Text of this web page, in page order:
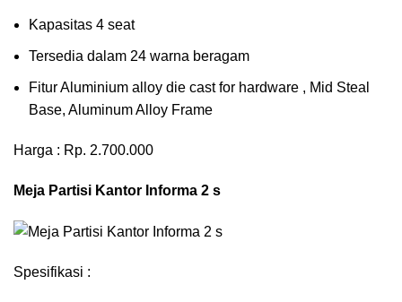
Kapasitas 4 seat
Tersedia dalam 24 warna beragam
Fitur Aluminium alloy die cast for hardware , Mid Steal
Base, Aluminum Alloy Frame
Harga : Rp. 2.700.000
Meja Partisi Kantor Informa 2 s
Spesifikasi :